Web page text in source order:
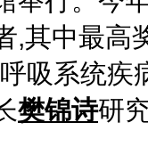
,其中最高
吸系统疾
樊锦诗研